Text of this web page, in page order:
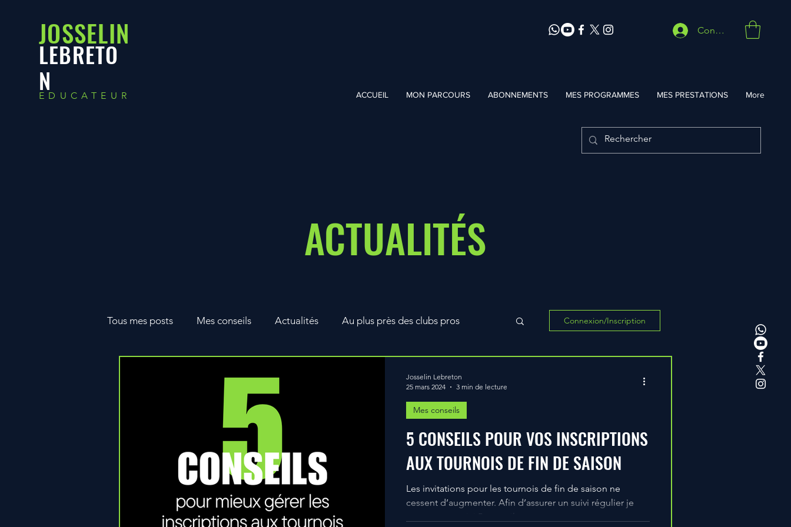
LEBRETO
N
EDUCATEUR
JOSSELIN Connexion
ACCUEIL MON PARCOURS ABONNEMENTS MES PROGRAMMES MES PRESTATIONS More
ACTUALITÉS
Tous mes posts Mes conseils Actualités Au plus près des clubs pros
Procédés d'entrainement Préparation physique estivale
Systèmes de jeu
Connexion/Inscription
5 CONSEILS POUR VOS INSCRIPTIONS
AUX TOURNOIS DE FIN DE SAISON
Les invitations pour les tournois de fin de saison ne
cessent d’augmenter. Afin d’assurer un suivi régulier je
vous propose ici 5 conseils
Mes conseils
Josselin Lebreton
25 mars 2024
3 min de lecture